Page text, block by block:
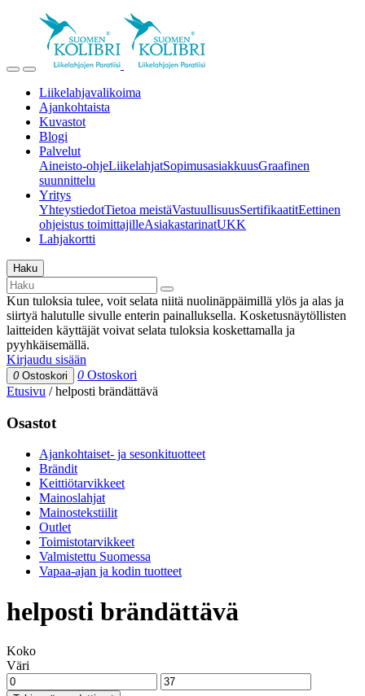
Liikelahjavalikoima
Ajankohtaista
Kuvastot
Blogi
Palvelut
Aineisto-ohjeLiikelahjatSopimusasiakkuusGraafinen
suunnittelu
Yritys
YhteystiedotTietoa meistäVastuullisuusSertifikaatitEettinen
ohjeistus toimittajilleAsiakastarinatUKK
Lahjakortti
Haku
Kun tuloksia tulee, voit selata niitä nuolinäppäimillä ylös ja alas ja
siirtyä halutulle sivulle enterin painalluksella. Kosketusnäytöllisten
laitteiden käyttäjät voivat selata tuloksia koskettamalla ja
pyyhkäisemällä.
Kirjaudu sisään
0 Ostoskori 0 Ostoskori
Etusivu /helposti brändättävä
Osastot
Ajankohtaiset- ja sesonkituotteet
Brändit
Keittiötarvikkeet
Mainoslahjat
Mainostekstiilit
Outlet
Toimistotarvikkeet
Valmistettu Suomessa
Vapaa-ajan ja kodin tuotteet
helposti brändättävä
Koko
Väri